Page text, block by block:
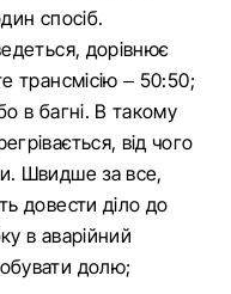
спосіб.
дорівнює
трансмісію – 50:50;
в багні. В такому
від чого
Швидше за все,
довести діло до
в аварійний
долю;